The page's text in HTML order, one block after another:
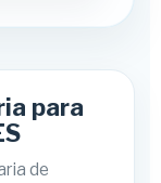
para
de